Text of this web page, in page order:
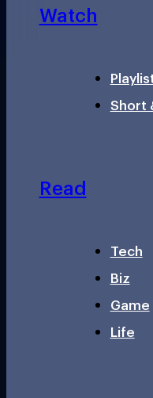
Watch
Short
Read
Tech
Biz
Game
Life